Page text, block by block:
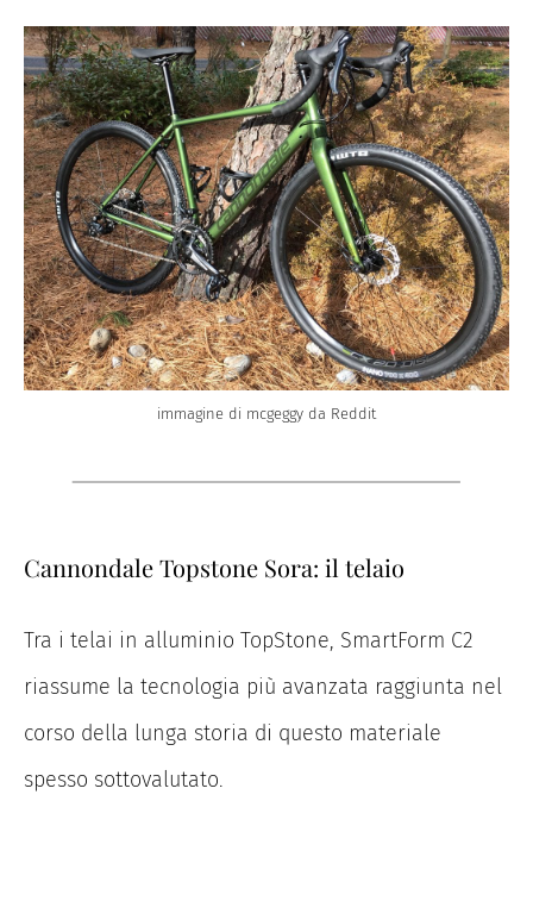
immagine di mcgeggy da Reddit
Cannondale Topstone Sora: il telaio
Tra i telai in alluminio TopStone, SmartForm C2
riassume la tecnologia più avanzata raggiunta nel
corso della lunga storia di questo materiale
spesso sottovalutato.